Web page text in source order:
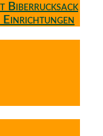
Biberrucksack
Einrichtungen